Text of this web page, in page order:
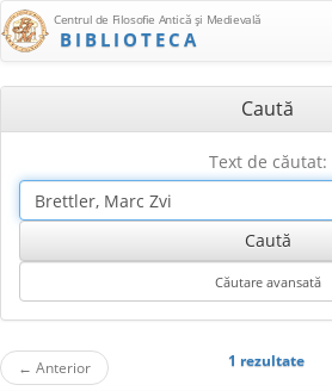
Centrul de Filosofie Antică şi Medievală
BIBLIOTECA
Caută
Text de căutat:
← Anterior 1 rezultate